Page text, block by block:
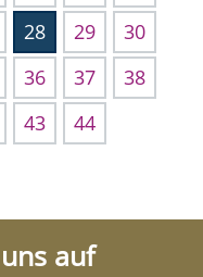
28 29
30
36 37
38
43 44
auf